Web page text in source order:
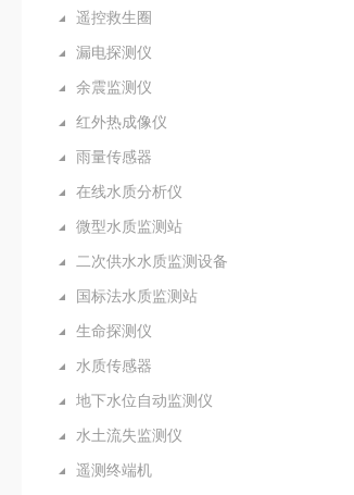
遥控救生圈
漏电探测仪
余震监测仪
红外热成像仪
雨量传感器
在线水质分析仪
微型水质监测站
二次供水水质监测设备
国标法水质监测站
生命探测仪
水质传感器
地下水位自动监测仪
水土流失监测仪
遥测终端机